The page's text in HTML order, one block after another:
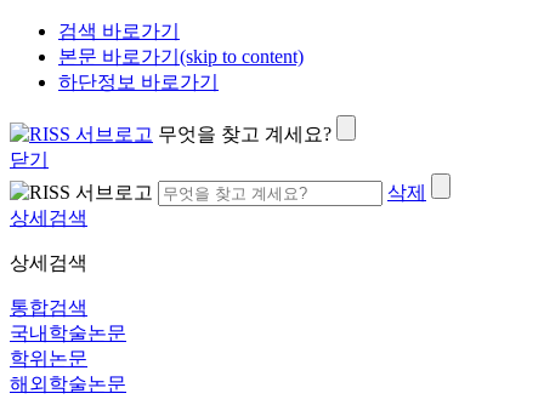
검색 바로가기
본문 바로가기(skip to content)
하단정보 바로가기
무엇을 찾고 계세요?
닫기
삭제
상세검색
상세검색
통합검색
국내학술논문
학위논문
해외학술논문